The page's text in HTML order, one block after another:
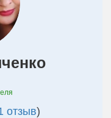
отзыв)